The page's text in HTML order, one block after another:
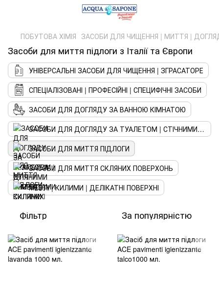
ПОБУТОВА ХІМІЯ ЗАСОБИ ДЛЯ ЧИЩЕННЯ | МИТТЯ |
Засоби для миття підлоги з Італії та Європи
УНІВЕРСАЛЬНІ ЗАСОБИ ДЛЯ ЧИЩЕННЯ | ЗГРАСАТОРЕ
СПЕЦІАЛІЗОВАНІ | ПРОФЕСІЙНІ | СПЕЦИФІЧНІ ЗАСОБИ
ЗАСОБИ ДЛЯ ДОГЛЯДУ ЗА ВАННОЮ КІМНАТОЮ
ЗАСОБИ ДЛЯ ДОГЛЯДУ ЗА ТУАЛЕТОМ | СТІЧНИМИ СПОРУДАМИ
ЗАСОБИ ДЛЯ МИТТЯ ПІДЛОГИ
ЗАСОБИ ДЛЯ МИТТЯ СКЛЯНИХ ПОВЕРХОНЬ
МЕБЛІ | КИЛИМИ | ДЕЛІКАТНІ ПОВЕРХНІ
Фільтр За популярністю